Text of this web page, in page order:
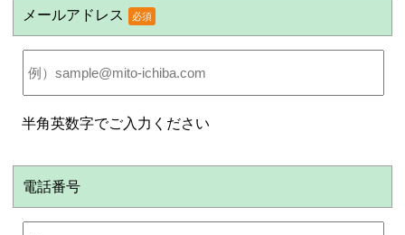
メールアドレス 必須
半角英数字でご入力ください
電話番号